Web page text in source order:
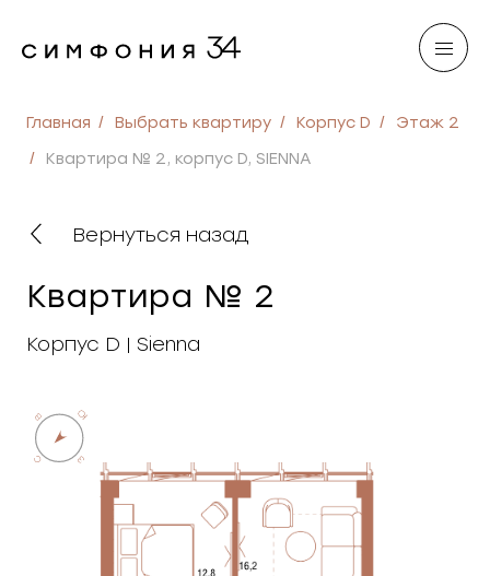
Главная Выбрать квартиру Корпус D
Этаж 2
Квартира № 2, корпус D, SIENNA
Вернуться назад
Квартира № 2
Корпус D | Sienna